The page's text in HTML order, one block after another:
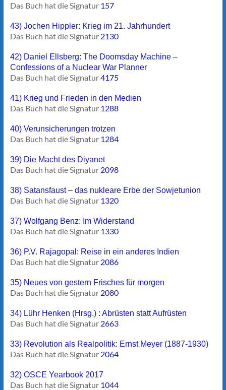
Das Buch hat die Signatur 157
43) Jochen Hippler: Krieg im 21. Jahrhundert
Das Buch hat die Signatur 2130
42) Daniel Ellsberg: The Doomsday Machine –
Confessions of a Nuclear War Planner
Das Buch hat die Signatur4175
41) Krieg und Frieden in den Medien
Das Buch hat die Signatur 1288
40) Verunsicherungen trotzen
Das Buch hat die Signatur 1284
39) Die Macht des Diyanet
Das Buch hat die Signatur 2098
38) Satansfaust – das nukleare Erbe der Sowjetunion
Das Buch hat die Signatur 1320
37) Wolfgang Benz: Im Widerstand
Das Buch hat die Signatur 1330
36) P.V. Rajagopal: Reise in ein anderes Indien
Das Buch hat die Signatur 2086
35) Neues von gestern Frisches für morgen
Das Buch hat die Signatur 2080
34) Lühr Henken (Hrsg.) : Abrüsten statt Aufrüsten
Das Buch hat die Signatur 2663
33) Revolution als Realpolitik: Ernst Meyer (1887-1930)
Das Buch hat die Signatur 2064
32) OSCE Yearbook 2017
Das Buch hat die Signatur 1044